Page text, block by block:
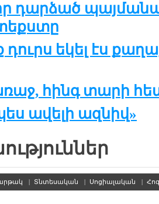
դարձած
դուրս եկել էս
հինգ տարի
ավելի ազնիվ»
| Տնտեսական | Սոցիալական |